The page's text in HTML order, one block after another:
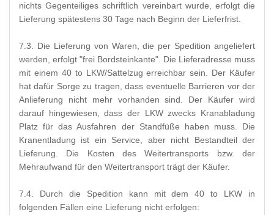
nichts Gegenteiliges schriftlich vereinbart wurde, erfolgt die
Lieferung spätestens 30 Tage nach Beginn der Lieferfrist.
7.3. Die Lieferung von Waren, die per Spedition angeliefert
werden, erfolgt "frei Bordsteinkante". Die Lieferadresse muss
mit einem 40 to LKW/Sattelzug erreichbar sein. Der Käufer
hat dafür Sorge zu tragen, dass eventuelle Barrieren vor der
Anlieferung nicht mehr vorhanden sind. Der Käufer wird
darauf hingewiesen, dass der LKW zwecks Kranabladung
Platz für das Ausfahren der Standfüße haben muss. Die
Kranentladung ist ein Service, aber nicht Bestandteil der
Lieferung. Die Kosten des Weitertransports bzw. der
Mehraufwand für den Weitertransport trägt der Käufer.
7.4. Durch die Spedition kann mit dem 40 to LKW in
folgenden Fällen eine Lieferung nicht erfolgen: